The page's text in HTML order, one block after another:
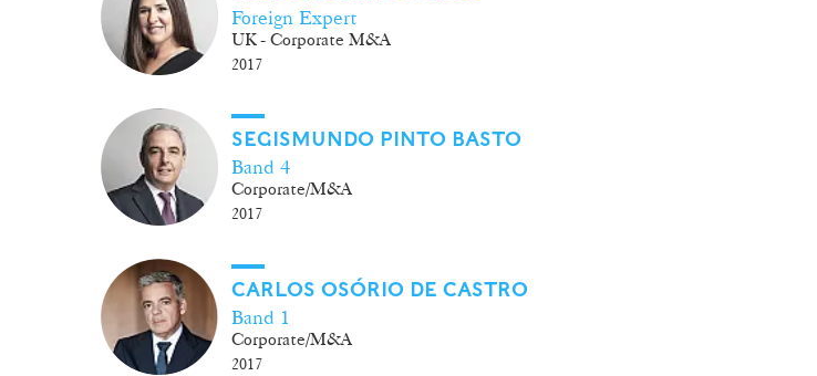
Foreign Expert
UK - Corporate M&A
2017
SEGISMUNDO PINTO BASTO
Band 4
Corporate/M&A
2017
CARLOS OSÓRIO DE CASTRO
Band 1
Corporate/M&A
2017